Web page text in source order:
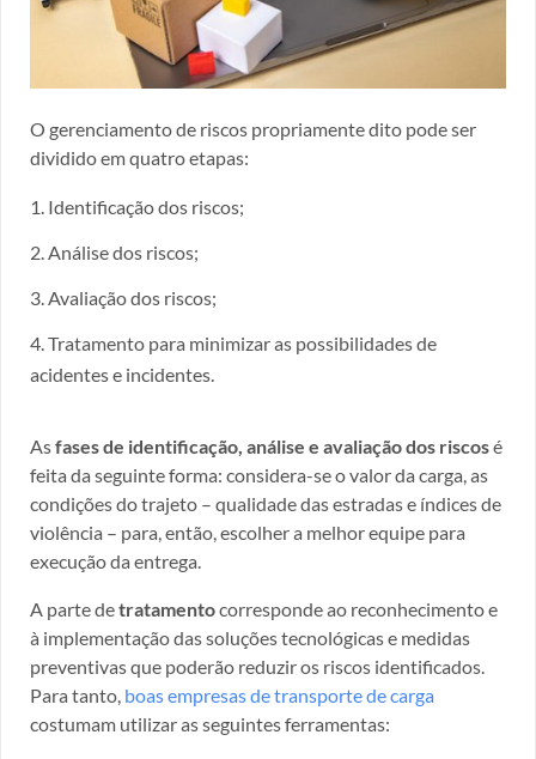
O gerenciamento de riscos propriamente dito pode ser
dividido em quatro etapas:
Identificação dos riscos;
Análise dos riscos;
Avaliação dos riscos;
Tratamento para minimizar as possibilidades de
acidentes e incidentes.
Asfases de identificação, análise e avaliação dos riscosé
feita da seguinte forma: considera-se o valor da carga, as
condições do trajeto – qualidade das estradas e índices de
violência – para, então, escolher a melhor equipe para
execução da entrega.
A parte detratamentocorresponde ao reconhecimento e
à implementação das soluções tecnológicas e medidas
preventivas que poderão reduzir os riscos identificados.
Para tanto, boas empresas de transporte de carga
costumam utilizar as seguintes ferramentas: